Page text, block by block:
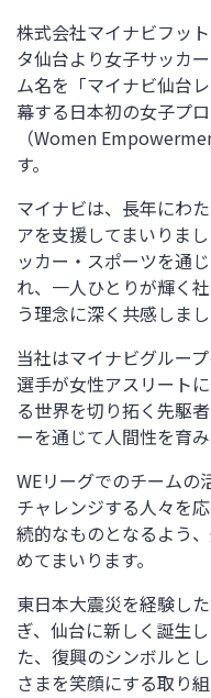
株式会社マイナビフッ
タ仙台より女子サッカ
ム名を「マイナビ仙台
幕する日本初の女子プ
（Women
す。
マイナビは、長年にわ
アを支援してまいりま
ッカー・スポーツを通
れ、一人ひとりが輝く
う理念に深く共感しまし
当社はマイナビグルー
選手が女性アスリート
る世界を切り拓く先駆
ーを通じて人間性を育
WEリーグでのチームの
チャレンジする人々を
続的なものとなるよう
めてまいります。
東日本大震災を経験し
ぎ、仙台に新しく誕生
た、復興のシンボルと
さまを笑顔にする取り